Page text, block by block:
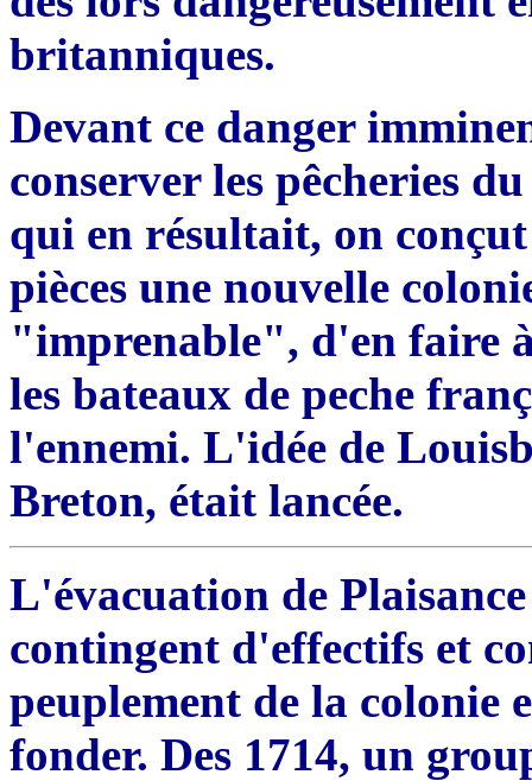
britanniques.
Devant ce danger
conserver les pêcheries
qui en résultait, on
pièces une nouvelle
"imprenable", d'en faire
les bateaux de peche
l'ennemi. L'idée de
Breton, était lancée.
L'évacuation de
contingent d'effectifs et
peuplement de la colonie
fonder. Des 1714, un